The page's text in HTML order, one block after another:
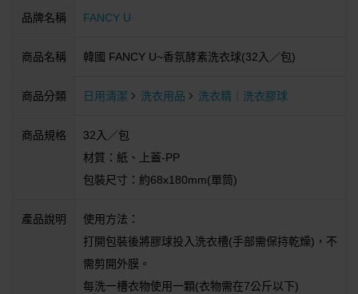
品牌名稱 FANCY U
商品名稱 韓國 FANCY U~香氛酵素洗衣球(32入／包)
商品分類 日用清潔 洗衣用品 洗衣精｜洗衣膠球
商品規格
32入／包
材質：紙、上蓋-PP
包裝尺寸：約68x180mm(單筒)
產品說明
使用方法：
打開包裝後將膠球投入洗衣槽(手部需保持乾燥)，不
需剪開外膜。
每洗一槽衣物使用一顆(衣物需在7公斤以下)